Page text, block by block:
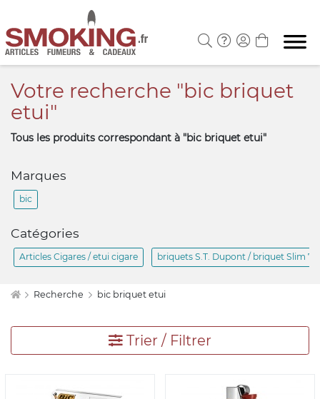
Votre recherche "bic briquet
etui"
Tous les produits correspondant à "bic briquet etui"
Marques
bic
Catégories
Articles Cigares / etuicigare briquets S.T. Dupont / briquetSlim 7
Recherche bic briquet etui
Trier / Filtrer